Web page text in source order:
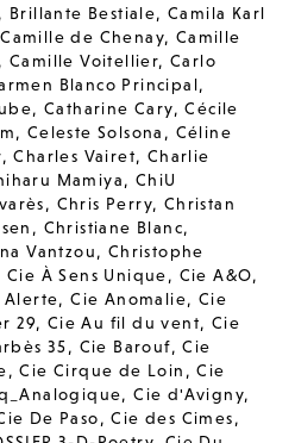
, Brillante Bestiale,Camila Karl
Camille de Chenay, Camille
,Camille Voitellier,Carlo
Blanco Principal,
,Catharine Cary,Cécile
, Celeste Solsona , Céline
,Charles Vairet, Charlie
Mamiya, ChiU
, Chris Perry, Christan
, Christiane Blanc,
Vantzou, Christophe
Cie À Sens Unique, Cie A&O,
Alerte,Cie Anomalie, Cie
29, Cie Au fil du vent, Cie
35, Cie Barouf,Cie
,Cie Cirque de Loin ,Cie
,Cie d'Avigny,
De Paso,Cie des Cimes,